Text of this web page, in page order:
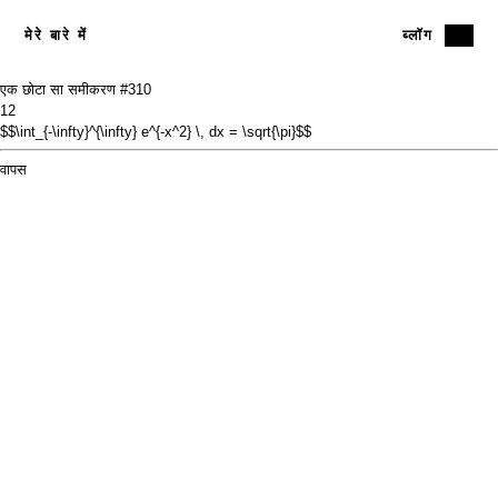
मेरे बारे में ब्लॉग
एक छोटा सा समीकरण #310
12
$$\int_{-\infty}^{\infty} e^{-x^2} \, dx = \sqrt{\pi}$$
वापस